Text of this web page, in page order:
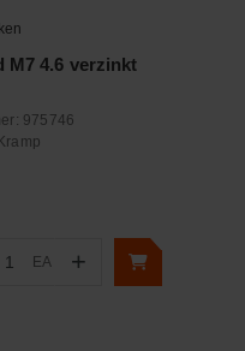
M7 4.6 verzinkt
975746
Kramp
EA +